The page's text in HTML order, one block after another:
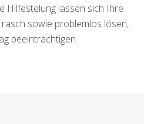
Hilfestelung lassen sich Ihre
sowie problemlos lösen,
beeinträchtigen.